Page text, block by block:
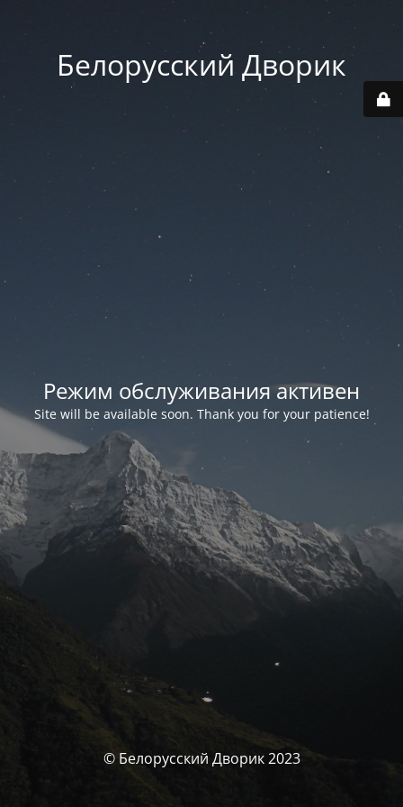
Белорусский Дворик
Режим обслуживания активен
Site will be available soon. Thank you for your patience!
© Белорусский Дворик 2023